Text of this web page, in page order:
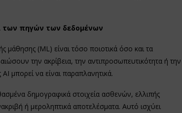
των πηγών των δεδομένων
μάθησης (ML) είναι τόσο ποιοτικά όσο και τα
την ακρίβεια, την αντιπροσωπευτικότητα ή την
μπορεί να είναι παραπλανητικά.
δημογραφικά στοιχεία ασθενών, ελλιπής
ή μεροληπτικά αποτελέσματα. Αυτό ισχύει